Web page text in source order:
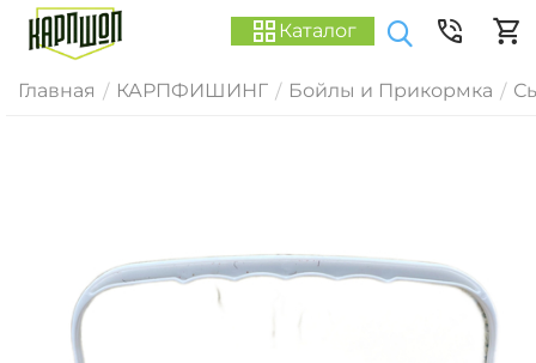
Каталог
Главная / КАРПФИШИНГ / Бойлы и Прикормка /